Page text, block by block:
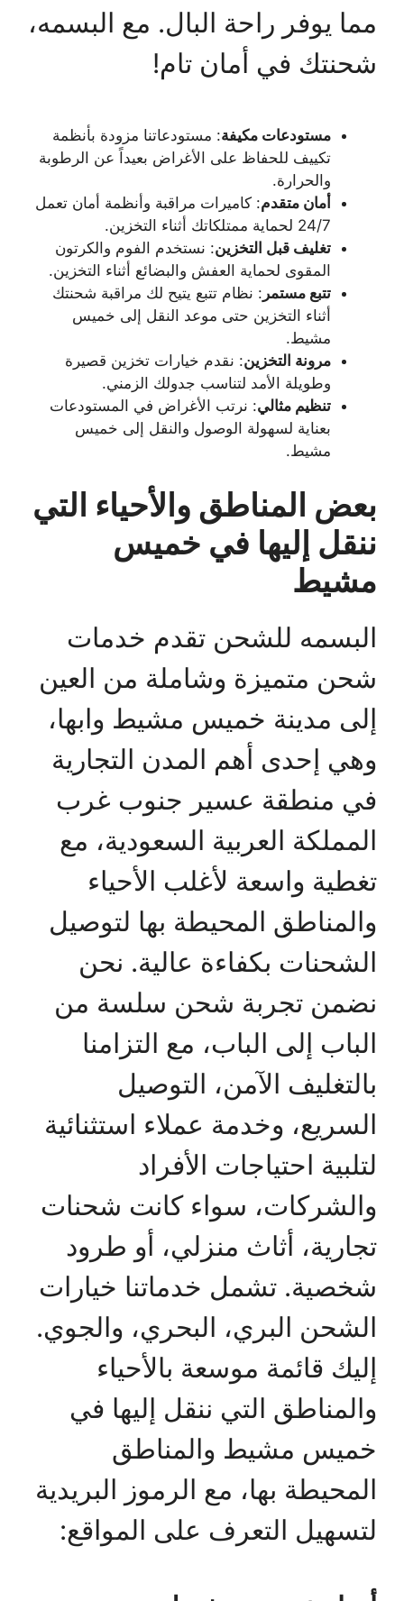
مما يوفر راحة البال. مع البسمه،
شحنتك في أمان تام!
مستودعات مكيفة: مستودعاتنا مزودة بأنظمة
تكييف للحفاظ على الأغراض بعيداً عن الرطوبة
والحرارة.
أمان متقدم: كاميرات مراقبة وأنظمة أمان تعمل
24/7 لحماية ممتلكاتك أثناء التخزين.
تغليف قبل التخزين: نستخدم الفوم والكرتون
المقوى لحماية العفش والبضائع أثناء التخزين.
تتبع مستمر : نظام تتبع يتيح لك مراقبة شحنتك
أثناء التخزين حتى موعد النقل إلى خميس
مشيط.
مرونة التخزين: نقدم خيارات تخزين قصيرة
وطويلة الأمد لتناسب جدولك الزمني.
تنظيم مثالي: نرتب الأغراض في المستودعات
بعناية لسهولة الوصول والنقل إلى خميس
مشيط.
بعض المناطق والأحياء التي
ننقل إليها في خميس
مشيط
البسمه للشحن تقدم خدمات
شحن متميزة وشاملة من العين
إلى مدينة خميس مشيط وابها،
وهي إحدى أهم المدن التجارية
في منطقة عسير جنوب غرب
المملكة العربية السعودية، مع
تغطية واسعة لأغلب الأحياء
والمناطق المحيطة بها لتوصيل
الشحنات بكفاءة عالية. نحن
نضمن تجربة شحن سلسة من
الباب إلى الباب، مع التزامنا
بالتغليف الآمن، التوصيل
السريع، وخدمة عملاء استثنائية
لتلبية احتياجات الأفراد
والشركات، سواء كانت شحنات
تجارية، أثاث منزلي، أو طرود
شخصية. تشمل خدماتنا خيارات
الشحن البري، البحري، والجوي.
إليك قائمة موسعة بالأحياء
والمناطق التي ننقل إليها في
خميس مشيط والمناطق
المحيطة بها، مع الرموز البريدية
لتسهيل التعرف على المواقع: